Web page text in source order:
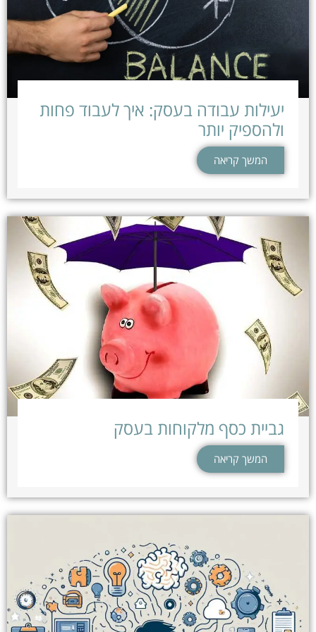
יעילות עבודה בעסק: איך לעבוד פחות
ולהספיק יותר
המשך קריאה
גביית כסף מלקוחות בעסק
המשך קריאה